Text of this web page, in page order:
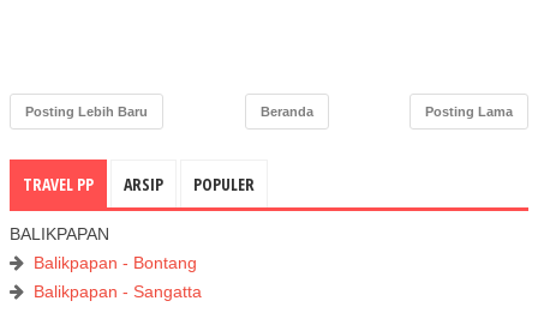
Posting Lebih Baru Posting Lama
Beranda
TRAVEL PP ARSIP POPULER
BALIKPAPAN
Balikpapan - Bontang
Balikpapan - Sangatta